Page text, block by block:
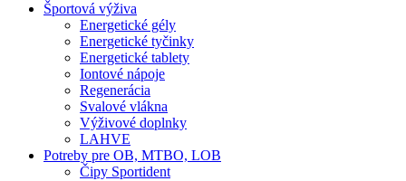
Športová výživa
Energetické gély
Energetické tyčinky
Energetické tablety
Iontové nápoje
Regenerácia
Svalové vlákna
Výživové doplnky
LAHVE
Potreby pre OB, MTBO, LOB
Čipy Sportident